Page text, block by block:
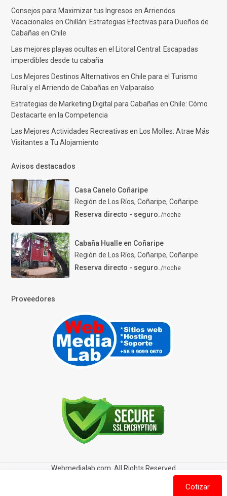
Consejos para Maximizar tus Ingresos en Arriendos
Vacacionales en Chillán: Estrategias Efectivas para Dueños de
Cabañas en Chile
Las mejores playas ocultas en el Litoral Central: Escapadas
imperdibles desde tu cabaña
Los Mejores Destinos Alternativos en Chile para el Turismo
Rural y el Arriendo de Cabañas en Valparaíso
Estrategias de Marketing Digital para Cabañas en Chile: Cómo
Destacarte en la Competencia
Las Mejores Actividades Recreativas en Los Molles: Atrae Más
Visitantes a Tu Alojamiento
Avisos destacados
Casa Canelo Coñaripe
Región de Los Ríos, Coñaripe, Coñaripe
Reserva directo - seguro./noche
Cabaña Hualle en Coñaripe
Región de Los Ríos, Coñaripe, Coñaripe
Reserva directo - seguro./noche
Proveedores
Webmedialab.com. All Rights Reserved
Política de privacidad
Política de Cookies
Cotizar